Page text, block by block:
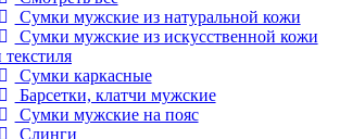
Сумки мужские из натуральной кожи
Сумки мужские из искусственной кожи
текстиля
Сумки каркасные
Барсетки, клатчи мужские
Сумки мужские на пояс
Слинги